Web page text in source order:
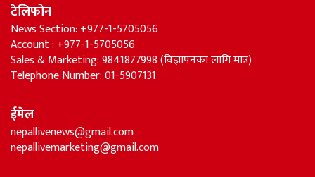
टेलिफोन
News Section: +977-1-5705056
Account : +977-1-5705056
Sales & Marketing: 9841877998 (विज्ञापनका लागि मात्र)
Telephone Number: 01-5907131
ईमेल
nepallivenews@gmail.com
nepallivemarketing@gmail.com